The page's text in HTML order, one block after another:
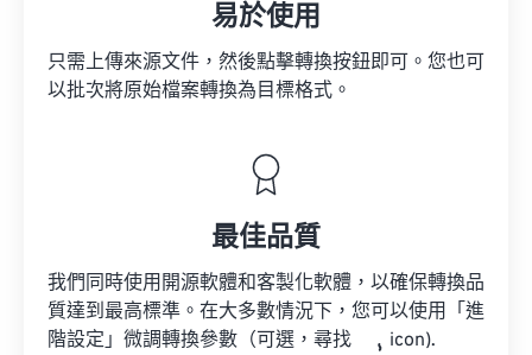
易於使用
只需上傳來源文件，然後點擊轉換按鈕即可。您也可
以批次將原始檔案轉換為目標格式。
最佳品質
我們同時使用開源軟體和客製化軟體，以確保轉換品
質達到最高標準。在大多數情況下，您可以使用「進
階設定」微調轉換參數（可選，尋找
icon).